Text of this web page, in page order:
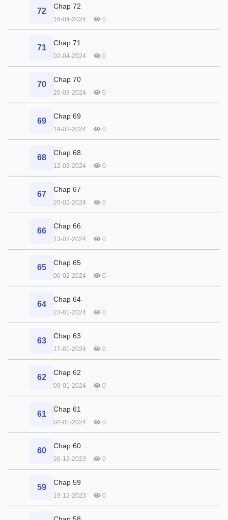
72
Chap 72
16-04-2024 0
71
Chap 71
02-04-2024 0
70
Chap 70
26-03-2024 0
69
Chap 69
19-03-2024 0
68
Chap 68
12-03-2024 0
67
Chap 67
20-02-2024 0
66
Chap 66
13-02-2024 0
65
Chap 65
06-02-2024 0
64
Chap 64
23-01-2024 0
63
Chap 63
17-01-2024 0
62
Chap 62
09-01-2024 0
61
Chap 61
02-01-2024 0
60
Chap 60
26-12-2023 0
59
Chap 59
19-12-2023 0